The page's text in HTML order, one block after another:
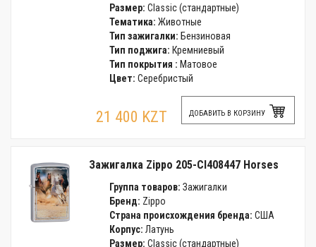
Размер: Classic (стандартные)
Тематика: Животные
Тип зажигалки: Бензиновая
Тип поджига: Кремниевый
Тип покрытия : Матовое
Цвет: Серебристый
21 400 KZT ДОБАВИТЬ В КОРЗИНУ
Зажигалка Zippo 205-CI408447 Horses
Группа товаров: Зажигалки
Бренд: Zippo
Страна происхождения бренда: США
Корпус: Латунь
Размер: Classic (стандартные)